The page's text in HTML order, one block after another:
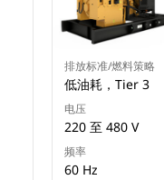
排放标准/燃料策略
低油耗，Tier 3
电压
220 至 480 V
频率
60 Hz